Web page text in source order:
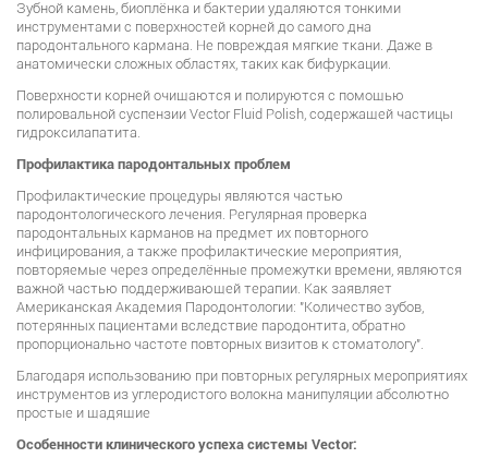
Зубной камень, биоплёнка и бактерии удаляются тонкими
инструментами с поверхностей корней до самого дна
пародонтального кармана. Не повреждая мягкие ткани. Даже в
анатомически сложных областях, таких как бифуркации.
Поверхности корней очищаются и полируются с помощью
полировальной суспензии Vector Fluid Polish, содержащей частицы
гидроксилапатита.
Профилактика пародонтальных проблем
Профилактические процедуры являются частью
пародонтологического лечения. Регулярная проверка
пародонтальных карманов на предмет их повторного
инфицирования, а также профилактические мероприятия,
повторяемые через определённые промежутки времени, являются
важной частью поддерживающей терапии. Как заявляет
Американская Академия Пародонтологии: "Количество зубов,
потерянных пациентами вследствие пародонтита, обратно
пропорционально частоте повторных визитов к стоматологу".
Благодаря использованию при повторных регулярных мероприятиях
инструментов из углеродистого волокна манипуляции абсолютно
простые и щадящие
Особенности клинического успеха системы Vector: